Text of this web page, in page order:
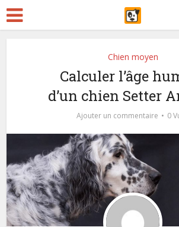
Chien moyen
Calculer l’âge
d’un chien Setter
Ajouter un commentaire 0